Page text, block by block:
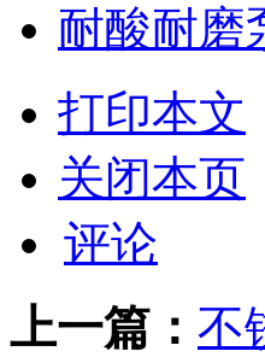
耐酸耐磨
打印本文
关闭本页
评论
上一篇： 不